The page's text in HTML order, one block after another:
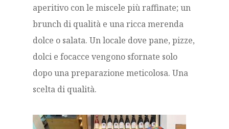
aperitivo con le miscele più raffinate; un
brunch di qualità e una ricca merenda
dolce o salata. Un locale dove pane, pizze,
dolci e focacce vengono sfornate solo
dopo una preparazione meticolosa. Una
scelta di qualità.